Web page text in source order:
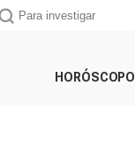
HORÓSCOPO